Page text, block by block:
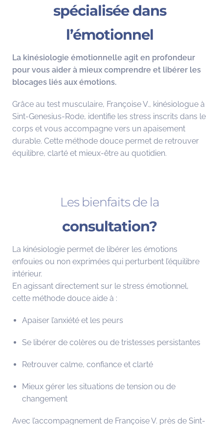
spécialisée dans
l’émotionnel
La kinésiologie émotionnelle agit en profondeur
pour vous aider à mieux comprendre et libérer les
blocages liés aux émotions.
Grâce au test musculaire, Françoise V., kinésiologue à
Sint-Genesius-Rode, identifie les stress inscrits dans le
corps et vous accompagne vers un apaisement
durable. Cette méthode douce permet de retrouver
équilibre, clarté et mieux-être au quotidien.
Les bienfaits de la
consultation?
La kinésiologie permet de libérer les émotions
enfouies ou non exprimées qui perturbent l’équilibre
intérieur.
En agissant directement sur le stress émotionnel,
cette méthode douce aide à :
Apaiser l’anxiété et les peurs
Se libérer de colères ou de tristesses persistantes
Retrouver calme, confiance et clarté
Mieux gérer les situations de tension ou de
changement
Avec l’accompagnement de Françoise V. près de Sint-